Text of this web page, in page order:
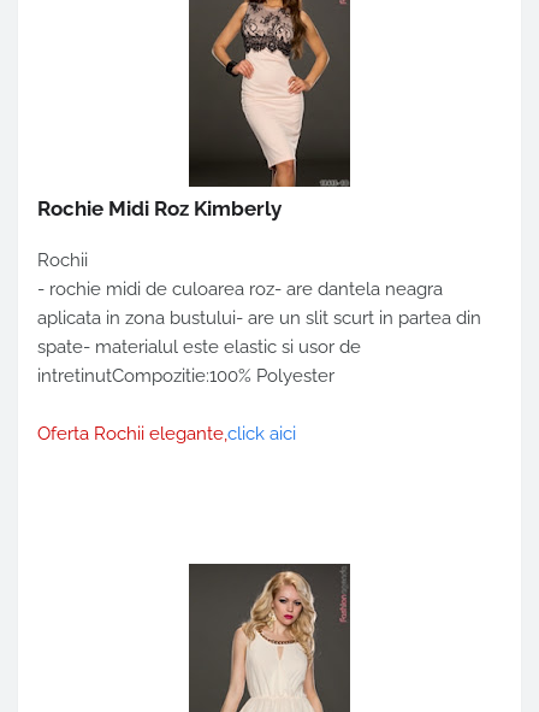
Rochie Midi Roz Kimberly
Rochii
- rochie midi de culoarea roz- are dantela neagra
aplicata in zona bustului- are un slit scurt in partea din
spate- materialul este elastic si usor de
intretinutCompozitie:100% Polyester
Oferta Rochii elegante,click aici